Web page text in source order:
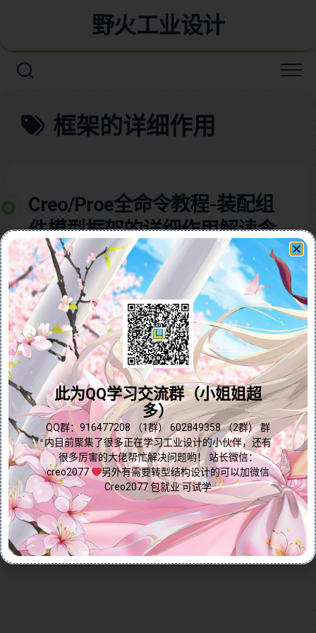
野火工业设计
框架的详细作用
Creo/Proe全命令教程-装配组
件模型框架的详细作用解读含
详细视频教程
本视频教程含图文详细讲解了Creo与Pro/E软件中框架
功能的使用方法，帮助用户快速设计由框架搭建的产
品，如箱子、机架等结构。视频逐步演示了如何创建框
架项目、选择梁的类型、放置梁、设置接头以及创建子
装配等操作，同时还介绍了如何使用连接元素和新建自
定义元素，为用户提供灵活的设计选项。由于框架功能
与结构工程师的日常工作关联较小，视频重点介绍了其
基本应用，并推荐用户参考视频下方的图文教程以获取
更深入的信息。无论是机械设计师还是产品工程师，都
能通过本视频掌握框架功能的核心操作，提升设计效
率。
Continue reading...
2024-12-29 by 免费Creo教程
Creo全命令教程
辅助功能
0
此为QQ学习交流群（小姐姐超
多）
QQ群：916477208 （1群） 602849358 （2群） 群
内目前聚集了很多正在学习工业设计的小伙伴，还有
很多厉害的大佬帮忙解决问题哟！ 站长微信：
creo2077
另外有需要转型结构设计的可以加微信
Creo2077 包就业 可试学
问题答疑♥资料白嫖
群内有大量学习资料哟~
点我直接加群嘛